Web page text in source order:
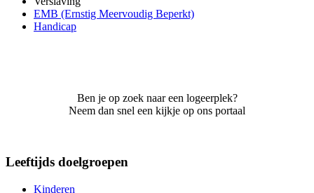
EMB (Ernstig Meervoudig Beperkt)
Handicap
Ben je op zoek naar een logeerplek?
Neem dan snel een kijkje op ons portaal
Leeftijds doelgroepen
Kinderen